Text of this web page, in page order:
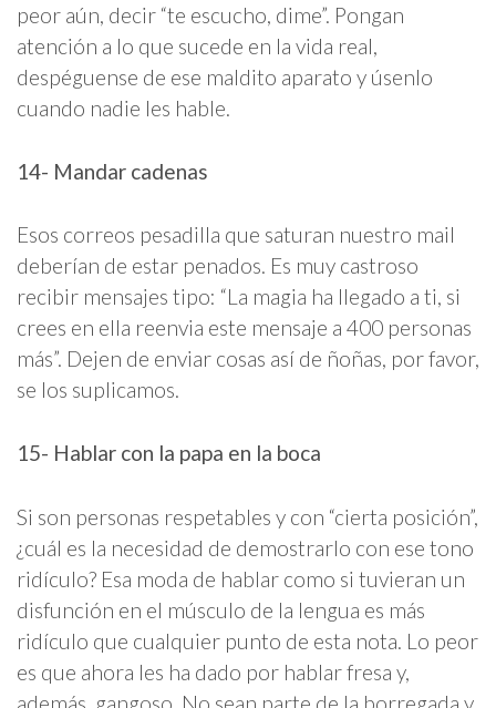
peor aún, decir “te escucho, dime”. Pongan
atención a lo que sucede en la vida real,
despéguense de ese maldito aparato y úsenlo
cuando nadie les hable.
14- Mandar cadenas
Esos correos pesadilla que saturan nuestro mail
deberían de estar penados. Es muy castroso
recibir mensajes tipo: “La magia ha llegado a ti, si
crees en ella reenvia este mensaje a 400 personas
más”. Dejen de enviar cosas así de ñoñas, por favor,
se los suplicamos.
15- Hablar con la papa en la boca
Si son personas respetables y con “cierta posición”,
¿cuál es la necesidad de demostrarlo con ese tono
ridículo? Esa moda de hablar como si tuvieran un
disfunción en el músculo de la lengua es más
ridículo que cualquier punto de esta nota. Lo peor
es que ahora les ha dado por hablar fresa y,
además, gangoso. No sean parte de la borregada y